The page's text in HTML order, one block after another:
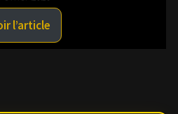
l’article